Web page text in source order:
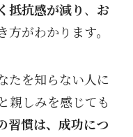
抵抗感が減り、 お
方がわかります。
たを知らない人に
親しみを感じても
習慣は、成功につ